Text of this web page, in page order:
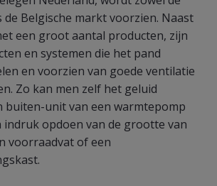
de Belgische markt voorzien. Naast
een groot aantal producten, zijn
en systemen die het pand
en voorzien van goede ventilatie
Zo kan men zelf het geluid
buiten-unit van een warmtepomp
indruk opdoen van de grootte van
voorraadvat of een